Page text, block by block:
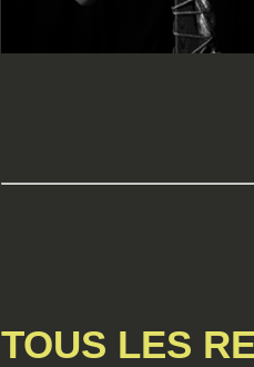
TOUS LES